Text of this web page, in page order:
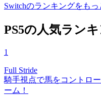
Switchのランキングをもっ
PS5の人気ラン
1
Full Stride
騎手視点で馬をコントロ
ーム！